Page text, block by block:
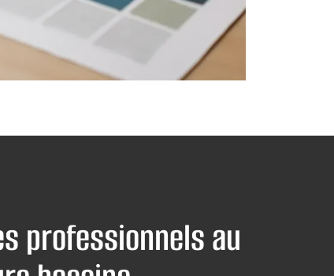
professionnels au